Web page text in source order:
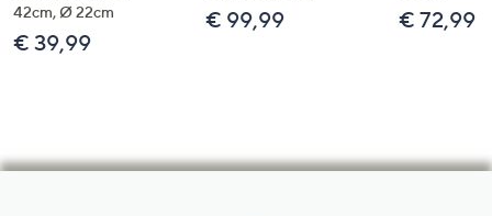
42cm, Ø 22cm
€ 39,99
€ 99,99 € 72,99